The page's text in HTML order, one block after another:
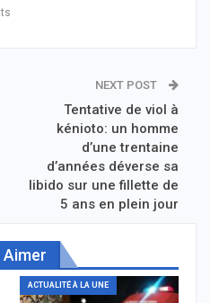
NEXT POST
Tentative de viol à
kénioto: un homme
d’une trentaine
d’années déverse sa
libido sur une fillette de
5 ans en plein jour
ACTUALITÉ À LA UNE